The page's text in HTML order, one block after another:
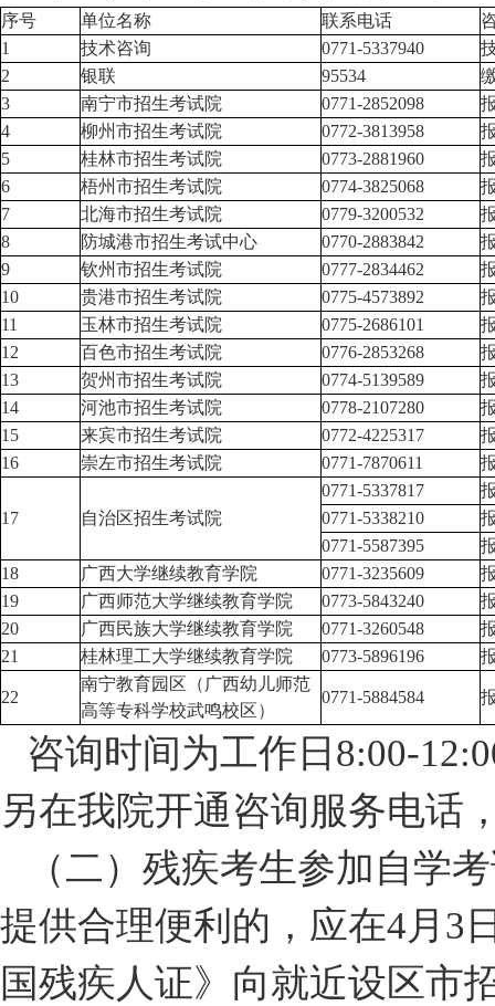
序号 单位名称 联系电话
1
技术咨询 0771-5337940
2
银联 95534
3
南宁市招生考试院 0771-2852098
4
柳州市招生考试院 0772-3813958
5
桂林市招生考试院 0773-2881960
6
梧州市招生考试院 0774-3825068
7
北海市招生考试院 0779-3200532
8
防城港市招生考试中心 0770-2883842
9
钦州市招生考试院 0777-2834462
10
贵港市招生考试院 0775-4573892
11
玉林市招生考试院 0775-2686101
12
百色市招生考试院 0776-2853268
13
贺州市招生考试院 0774-5139589
14
河池市招生考试院 0778-2107280
15
来宾市招生考试院 0772-4225317
16
崇左市招生考试院 0771-7870611
17 自治区招生考试院
0771-5337817
0771-5338210
0771-5587395
18
广西大学继续教育学院 0771-3235609
19
广西师范大学继续教育学院 0773-5843240
20
广西民族大学继续教育学院 0771-3260548
21
桂林理工大学继续教育学院 0773-5896196
22
南宁教育园区（广西幼儿师范
高等专科学校武鸣校区）
0771-5884584
咨询时间为工作日8:00-
另在我院开通咨询服务电话
（二）残疾考生参加自学
提供合理便利的，应在4月3
国残疾人证》向就近设区市